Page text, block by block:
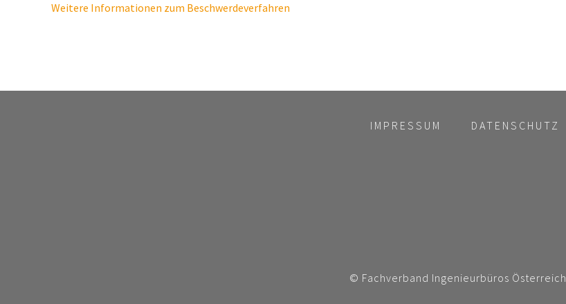
Weitere Informationen zum Beschwerdeverfahren
IMPRESSUM DATENSCHUTZ
© Fachverband Ingenieurbüros Österreich